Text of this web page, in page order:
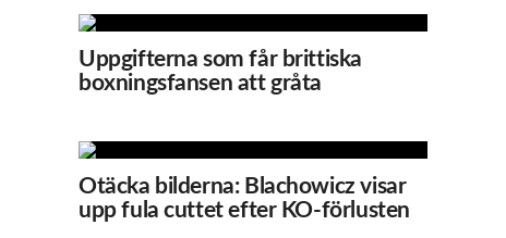
Uppgifterna som får brittiska
boxningsfansen att gråta
Otäcka bilderna: Blachowicz visar
upp fula cuttet efter KO-förlusten